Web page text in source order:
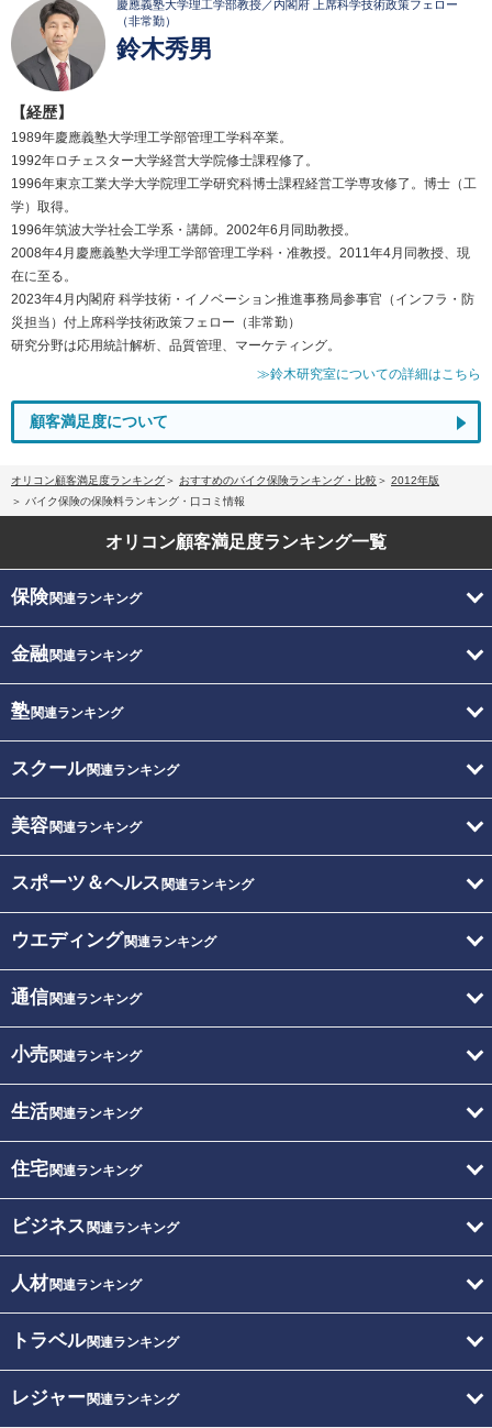
慶應義塾大学理工学部教授／内閣府 上席科学技術政策フェロー
（非常勤）
鈴木秀男
【経歴】
1989年慶應義塾大学理工学部管理工学科卒業。
1992年ロチェスター大学経営大学院修士課程修了。
1996年東京工業大学大学院理工学研究科博士課程経営工学専攻修了。博士（工
学）取得。
1996年筑波大学社会工学系・講師。2002年6月同助教授。
2008年4月慶應義塾大学理工学部管理工学科・准教授。2011年4月同教授、現
在に至る。
2023年4月内閣府 科学技術・イノベーション推進事務局参事官（インフラ・防
災担当）付上席科学技術政策フェロー（非常勤）
研究分野は応用統計解析、品質管理、マーケティング。
≫鈴木研究室についての詳細はこちら
顧客満足度について
オリコン顧客満足度ランキング おすすめのバイク保険ランキング・比較
2012年版
バイク保険の保険料ランキング・口コミ情報
オリコン顧客満足度ランキング一覧
保険関連ランキング
金融関連ランキング
塾関連ランキング
スクール関連ランキング
美容関連ランキング
スポーツ＆ヘルス 関連ランキング
ウエディング関連ランキング
通信関連ランキング
小売関連ランキング
生活関連ランキング
住宅関連ランキング
ビジネス 関連ランキング
人材関連ランキング
トラベル関連ランキング
レジャー関連ランキング